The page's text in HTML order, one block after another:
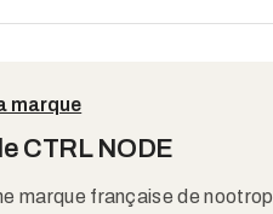
marque
CTRL NODE
marque française de